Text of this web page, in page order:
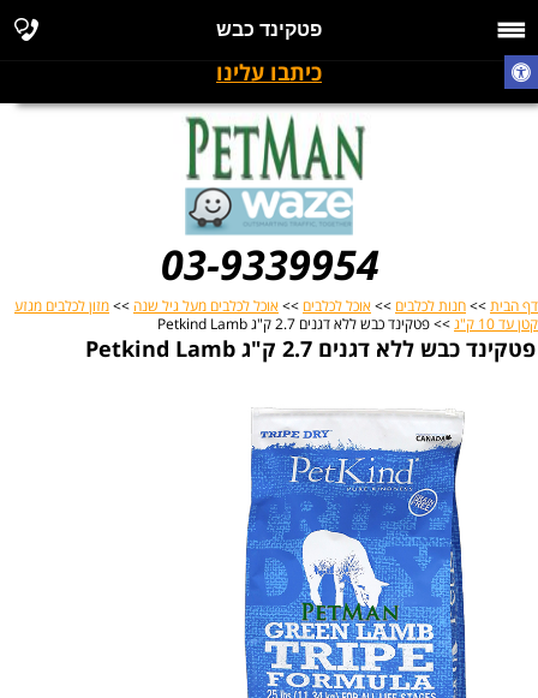
פטקינד כבש
כיתבו עלינו
03-9339954
דף הבית >> חנות לכלבים >> אוכל לכלבים >> אוכל לכלבים מעל גיל שנה >> מזון לכלבים מגזע
קטן עד 10 ק"ג
>> פטקינד כבש ללא דגנים 2.7 ק"ג Petkind Lamb
פטקינד כבש ללא דגנים 2.7 ק"ג Petkind Lamb